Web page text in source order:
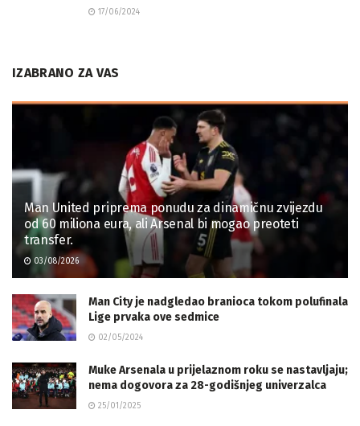
17/06/2024
IZABRANO ZA VAS
Man United priprema ponudu za dinamičnu zvijezdu
od 60 miliona eura, ali Arsenal bi mogao preoteti
transfer.
03/08/2026
Man City je nadgledao branioca tokom polufinala
Lige prvaka ove sedmice
02/05/2024
Muke Arsenala u prijelaznom roku se nastavljaju;
nema dogovora za 28-godišnjeg univerzalca
25/01/2025